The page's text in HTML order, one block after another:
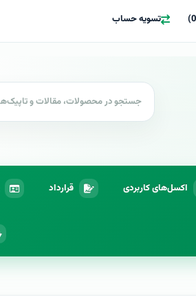
تسویه حساب
اکسل‌های کاربردی قرارداد